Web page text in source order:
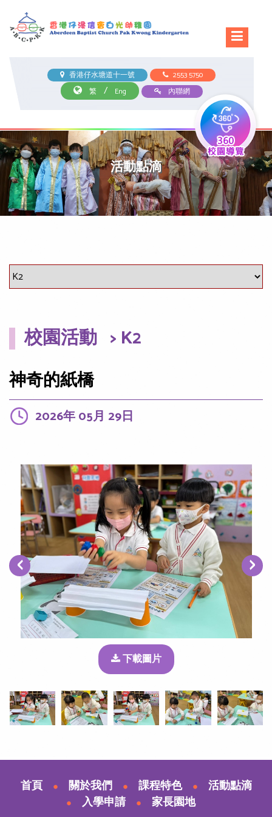
香港仔水塘道十一號
2553 5750
繁
/ Eng 內聯網
活動點滴
校園活動 > K2
神奇的紙橋
2026年 05月 29日
下載圖片
‹ ›
首頁 關於我們 課程特色
活動點滴
入學申請
家長園地